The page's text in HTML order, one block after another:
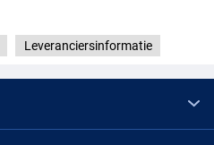
Leveranciersinformatie